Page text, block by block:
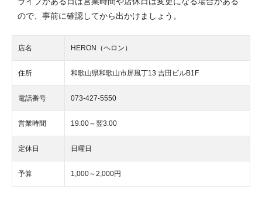
ので、事前に確認してから出かけましょう。
店名 HERON（ヘロン）
住所 和歌山県和歌山市屏風丁13 吉田ビルB1F
電話番号 073-427-5550
営業時間 19:00～翌3:00
定休日 日曜日
予算 1,000～2,000円